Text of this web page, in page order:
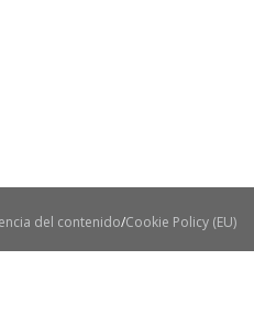
del contenido Cookie Policy (EU)